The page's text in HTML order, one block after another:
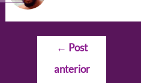
Navegação
Post
← Post
anterior